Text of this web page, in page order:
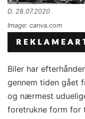
D. 28.07.2020
Image: canva.com
Biler har
gennem tiden gået
og nærmest
foretrukne form for